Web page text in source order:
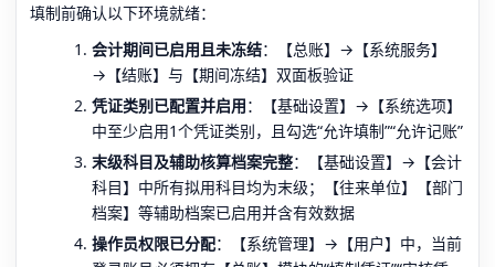
填制前确认以下环境就绪：
会计期间已启用且未冻结：【总账】→【系统服务】
→【结账】与【期间冻结】双面板验证
凭证类别已配置并启用：【基础设置】→【系统选项】
中至少启用1个凭证类别，且勾选“允许填制”“允许记账”
末级科目及辅助核算档案完整：【基础设置】→【会计
科目】中所有拟用科目均为末级；【往来单位】【部门
档案】等辅助档案已启用并含有效数据
操作员权限已分配：【系统管理】→【用户】中，当前